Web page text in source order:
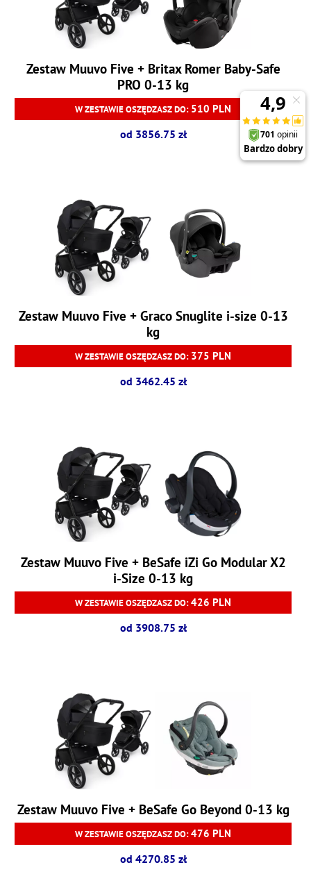
Zestaw Muuvo Five + Britax Romer Baby-Safe
PRO 0-13 kg
W ZESTAWIE OSZĘDZASZ DO: 510 PLN
od 3856.75 zł
Zestaw Muuvo Five + Graco Snuglite i-size 0-13
kg
W ZESTAWIE OSZĘDZASZ DO: 375 PLN
od 3462.45 zł
Zestaw Muuvo Five + BeSafe iZi Go Modular X2
i-Size 0-13 kg
W ZESTAWIE OSZĘDZASZ DO:426 PLN
od 3908.75 zł
Zestaw Muuvo Five + BeSafe Go Beyond 0-13 kg
W ZESTAWIE OSZĘDZASZ DO:476 PLN
od 4270.85 zł